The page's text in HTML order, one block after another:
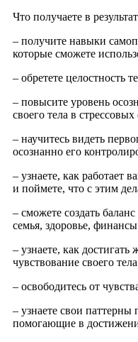
Что получаете в
– получите навыки
которые сможете
– обретете целостность
– повысите уровень
своего тела в
– научитесь видеть
осознанно его
– узнаете, как работает
и поймете, что с этим
– сможете создать
семья, здоровье, финансы
– узнаете, как достигать
чувствование своего тела
– освободитесь от
– узнаете свои
помогающие в